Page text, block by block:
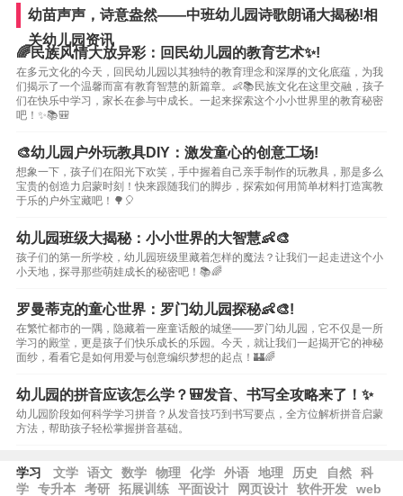
幼苗声声，诗意盎然——中班幼儿园诗歌朗诵大揭秘!相
关幼儿园资讯
🌈民族风情大放异彩：回民幼儿园的教育艺术✨!
在多元文化的今天，回民幼儿园以其独特的教育理念和深厚的文化底蕴，为我
们揭示了一个温馨而富有教育智慧的新篇章。👶📚民族文化在这里交融，孩子
们在快乐中学习，家长在参与中成长。一起来探索这个小小世界里的教育秘密
吧！✨📚🎒
🎨幼儿园户外玩教具DIY：激发童心的创意工场!
想象一下，孩子们在阳光下欢笑，手中握着自己亲手制作的玩教具，那是多么
宝贵的创造力启蒙时刻！快来跟随我们的脚步，探索如何用简单材料打造寓教
于乐的户外宝藏吧！🌳🎈
幼儿园班级大揭秘：小小世界的大智慧👶🎨
孩子们的第一所学校，幼儿园班级里藏着怎样的魔法？让我们一起走进这个小
小天地，探寻那些萌娃成长的秘密吧！📚🌈
罗曼蒂克的童心世界：罗门幼儿园探秘👶🎨!
在繁忙都市的一隅，隐藏着一座童话般的城堡——罗门幼儿园，它不仅是一所
学习的殿堂，更是孩子们快乐成长的乐园。今天，就让我们一起揭开它的神秘
面纱，看看它是如何用爱与创意编织梦想的起点！🏰🌈
幼儿园的拼音应该怎么学？🎒发音、书写全攻略来了！✨
幼儿园阶段如何科学学习拼音？从发音技巧到书写要点，全方位解析拼音启蒙
方法，帮助孩子轻松掌握拼音基础。
学习 文学 语文 数学 物理 化学 外语 地理 历史 自然
科
学
专升本 考研 拓展训练 平面设计 网页设计 软件开发
web